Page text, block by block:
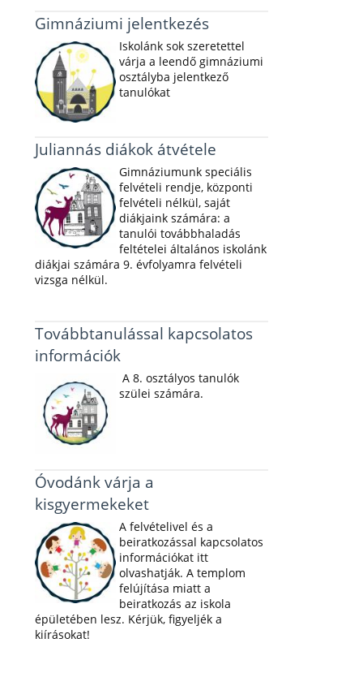
Gimnáziumi jelentkezés
Iskolánk sok szeretettel
várja a leendő gimnáziumi
osztályba jelentkező
tanulókat
Juliannás diákok átvétele
Gimnáziumunk speciális
felvételi rendje, központi
felvételi nélkül, saját
diákjaink számára: a
tanulói továbbhaladás
feltételei általános iskolánk
diákjai számára 9. évfolyamra felvételi
vizsga nélkül.
Továbbtanulással kapcsolatos
információk
A 8. osztályos tanulók
szülei számára.
Óvodánk várja a
kisgyermekeket
A felvételivel és a
beiratkozással kapcsolatos
információkat itt
olvashatják. A templom
felújítása miatt a
beiratkozás az iskola
épületében lesz. Kérjük, figyeljék a
kiírásokat!